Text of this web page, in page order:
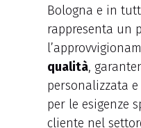
Bologna e in
rappresenta un
qualità,
personalizzata
per le esigenze
cliente nel